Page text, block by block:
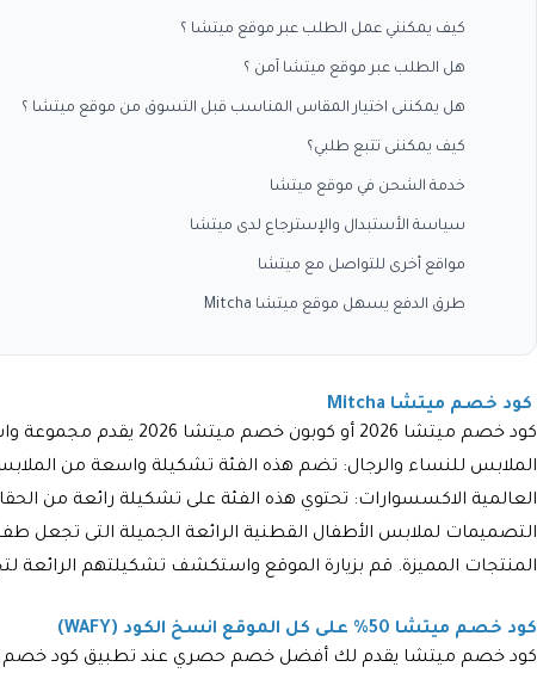
كيف يمكنني عمل الطلب عبر موقع ميتشا ؟
هل الطلب عبر موقع ميتشا آمن ؟
هل يمكننى اختيار المقاس المناسب قبل التسوق من موقع ميتشا ؟
كيف يمكننى تتبع طلبي؟
خدمة الشحن في موقع ميتشا
سياسة الأستبدال والإسترجاع لدى ميتشا
مواقع أخرى للتواصل مع ميتشا
طرق الدفع يسهل موقع ميتشا Mitcha
كود خصم ميتشا Mitcha
كود خصم ميتشا 2026
الملابس للنساء والرجال: تضم هذه الفئة تشكيلة واسعة من
العالمية الاكسسوارات: تحتوي هذه الفئة على تشكيلة رائعة من
التصميمات لملابس الأطفال القطنية الرائعة الجميلة التى تجعل
المنتجات المميزة. قم بزيارة الموقع واستكشف تشكيلتهم الرائعة
كود خصم ميتشا 50% على كل الموقع انسخ الكود (WAFY)
كود خصم ميتشا يقدم لك أفضل خصم حصري عند تطبيق كود خصم